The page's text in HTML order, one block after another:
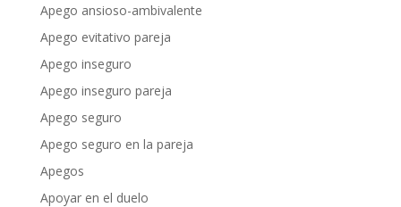
Apego ansioso-ambivalente
Apego evitativo pareja
Apego inseguro
Apego inseguro pareja
Apego seguro
Apego seguro en la pareja
Apegos
Apoyar en el duelo